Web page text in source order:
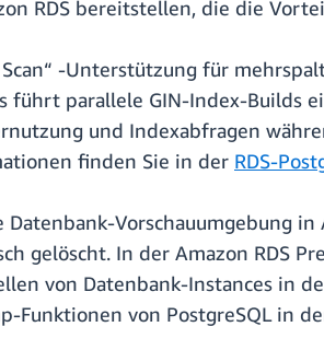
RDS bereitstellen, die die
-Unterstützung für
führt parallele GIN-Index-Builds
und Indexabfragen
finden Sie in der RDS-
Vorschauumgebung
gelöscht. In der Amazon RDS
von Datenbank-Instances in
Funktionen von PostgreSQL in